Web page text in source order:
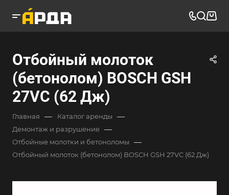
Отбойный молоток
(бетонолом) BOSCH GSH
27VC (62 Дж)
Главная — Каталог аренды —
Демонтаж и разрушение —
Отбойные молотки и бетоноломы —
Отбойный молоток (бетонолом) BOSCH GSH 27VC (62 Дж)